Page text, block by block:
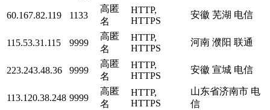
60.167.82.119 1133
高匿
名
HTTP,
HTTPS
安徽 芜湖 电信
115.53.31.115 9999
高匿
名
HTTP,
HTTPS
河南 濮阳 联通
223.243.48.36 9999
高匿
名
HTTP,
HTTPS
安徽 宣城 电信
113.120.38.248 9999
高匿
名
HTTP,
HTTPS
山东省济南市 电
信